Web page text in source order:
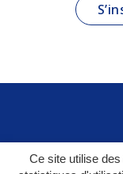
Ce site utilise